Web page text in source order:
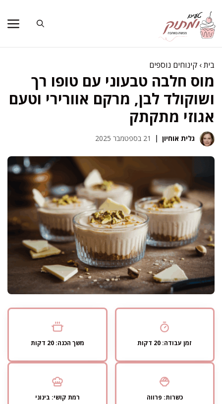
לתוכן
בית› קינוחים נוספים
מוס חלבה טבעוני עם טופו רך
ושוקולד לבן, מרקם אוורירי וטעם
אגוזי מתקתק
גלית אוחיון 21 בספטמבר 2025
זמן עבודה: 20 דקות משך הכנה: 20 דקות
כשרות: פרווה רמת קושי: בינוני